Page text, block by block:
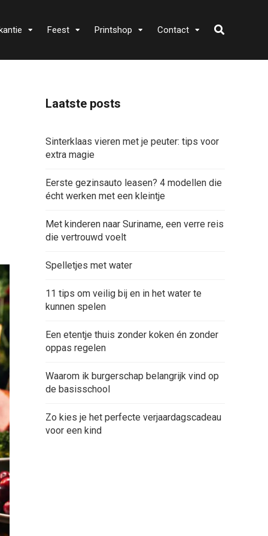
Feest Printshop Contact
Laatste posts
Sinterklaas vieren met je peuter: tips voor
extra magie
Eerste gezinsauto leasen? 4 modellen die
écht werken met een kleintje
Met kinderen naar Suriname, een verre reis
die vertrouwd voelt
Spelletjes met water
11 tips om veilig bij en in het water te
kunnen spelen
Een etentje thuis zonder koken én zonder
oppas regelen
Waarom ik burgerschap belangrijk vind op
de basisschool
Zo kies je het perfecte verjaardagscadeau
voor een kind